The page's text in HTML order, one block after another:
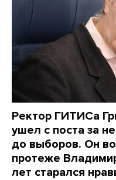
Ректор ГИТИСа
ушел с поста за
до выборов. Он
протеже
лет старался